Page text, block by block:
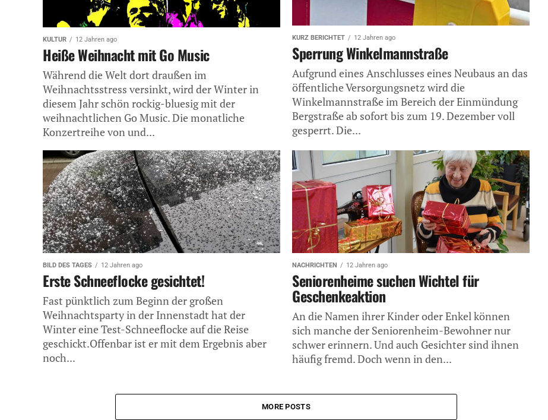
KULTUR 12 Jahren ago
Heiße Weihnacht mit Go Music
Während die Welt dort draußen im
Weihnachtsstress versinkt, wird der Winter in
diesem Jahr schön rockig-bluesig mit der
weihnachtlichen Go Music. Die monatliche
Konzertreihe von und...
KURZ BERICHTET 12 Jahren ago
Sperrung Winkelmannstraße
Aufgrund eines Anschlusses eines Neubaus an das
öffentliche Versorgungsnetz wird die
Winkelmannstraße im Bereich der Einmündung
Bergstraße ab sofort bis zum 19. Dezember voll
gesperrt. Die...
BILD DES TAGES 12 Jahren ago
Erste Schneeflocke gesichtet!
Fast pünktlich zum Beginn der großen
Weihnachtsparty in der Innenstadt hat der
Winter eine Test-Schneeflocke auf die Reise
geschickt.Offenbar ist er mit dem Ergebnis aber
noch...
NACHRICHTEN 12 Jahren ago
Seniorenheime suchen Wichtel für
Geschenkeaktion
An die Namen ihrer Kinder oder Enkel können
sich manche der Seniorenheim-Bewohner nur
schwer erinnern. Und auch Gesichter sind ihnen
häufig fremd. Doch wenn in den...
MORE POSTS